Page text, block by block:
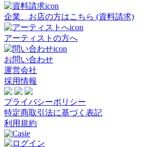
企業、お店の方はこちら (資料請求)
アーティストの方へ
お問い合わせ
運営会社
採用情報
プライバシーポリシー
特定商取引法に基づく表記
利用規約